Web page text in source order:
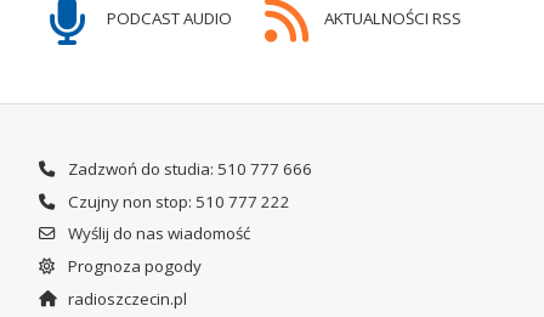
PODCAST AUDIO AKTUALNOŚCI RSS
Zadzwoń do studia: 510 777 666
Czujny non stop: 510 777 222
Wyślij do nas wiadomość
Prognoza pogody
radioszczecin.pl